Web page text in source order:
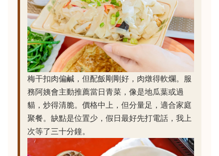
梅干扣肉偏鹹，但配飯剛剛好，肉燉得軟爛。服
務阿姨會主動推薦當日青菜，像是地瓜葉或過
貓，炒得清脆。價格中上，但分量足，適合家庭
聚餐。缺點是位置少，假日最好先打電話，我上
次等了三十分鐘。